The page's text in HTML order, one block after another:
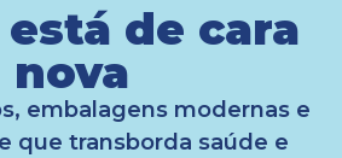
de cara
nova
embalagens modernas e
que transborda saúde e